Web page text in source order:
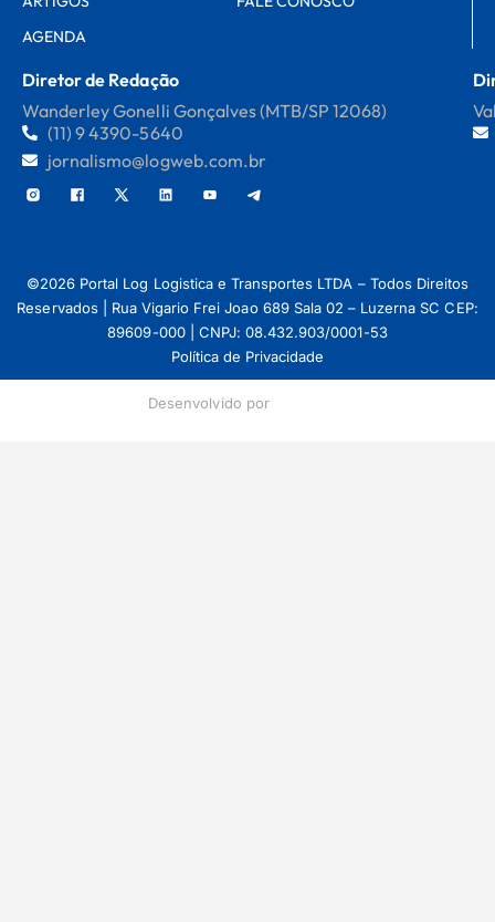
AGENDA
Diretor de Redação
Wanderley Gonelli Gonçalves (MTB/SP 12068)
(11) 9 4390-5640
jornalismo@logweb.com.br
©2026 Portal Log Logistica e Transportes LTDA – Todos Direitos
Reservados | Rua Vigario Frei Joao 689 Sala 02 – Luzerna SC CEP:
89609-000 | CNPJ: 08.432.903/0001-53
Política de Privacidade
Desenvolvido por